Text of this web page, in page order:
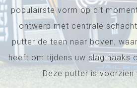
populairste vorm op dit
ontwerp met centrale
putter de teen naar boven,
heeft om tijdens uw slag haaks
Deze putter is voorzien